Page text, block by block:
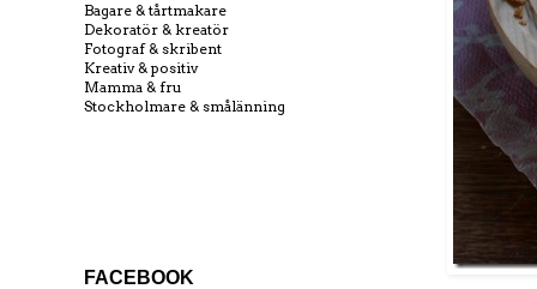
Bagare & tårtmakare
Dekoratör & kreatör
Fotograf & skribent
Kreativ & positiv
Mamma & fru
Stockholmare & smålänning
FACEBOOK